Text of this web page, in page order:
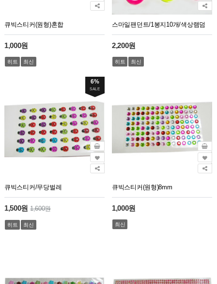
큐빅스티커(원형)혼합
1,000원
히트 최신
스마일팬던트/1봉지10개/색상램덤
2,200원
히트 최신
6%
SALE
큐빅스티커/무당벌레
1,500원 1,600원
히트 최신
큐빅스티커(원형)8mm
1,000원
최신